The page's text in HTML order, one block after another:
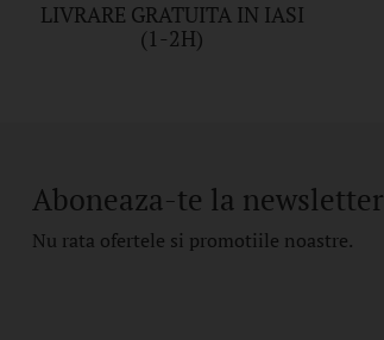
LIVRARE GRATUITA IN IASI
(1-2H)
Aboneaza-te la newsletter
Nu rata ofertele si promotiile noastre.